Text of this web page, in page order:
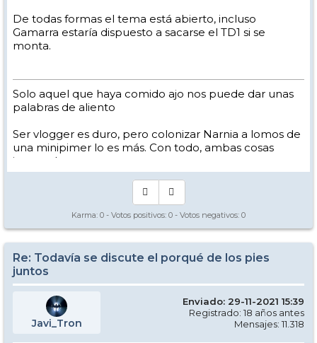
De todas formas el tema está abierto, incluso
Gamarra estaría dispuesto a sacarse el TD1 si se
monta.
Solo aquel que haya comido ajo nos puede dar unas
palabras de aliento
Ser vlogger es duro, pero colonizar Narnia a lomos de
una minipimer lo es más. Con todo, ambas cosas
intento hacer.
Yo hago esquí extremo : voy de extremo a extremo
Los caminos del esquí son inescrotables ...
Karma: 0 - Votos positivos: 0 - Votos negativos: 0
Re: Todavía se discute el porqué de los pies
juntos
Javi_Tron
Enviado: 29-11-2021 15:39
Registrado: 18 años antes
Mensajes: 11.318